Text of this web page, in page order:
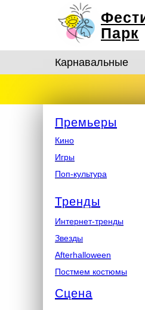
Парк
Карнавальные
Премьеры
Кино
Игры
Поп-культура
Тренды
Интернет-тренды
Звезды
Afterhalloween
Постмем костюмы
Сцена